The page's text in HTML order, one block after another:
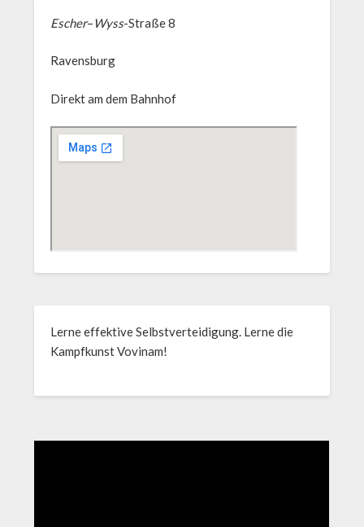
Escher–Wyss-Straße 8
Ravensburg
Direkt am dem Bahnhof
Lerne effektive Selbstverteidigung. Lerne die
Kampfkunst Vovinam!